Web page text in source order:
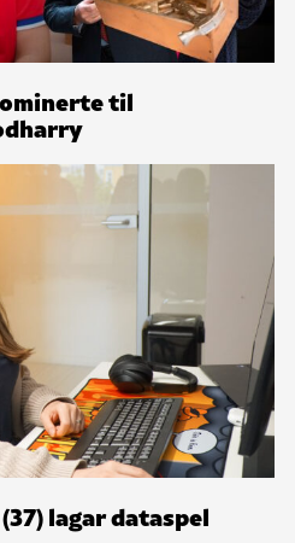
til
lagar dataspel